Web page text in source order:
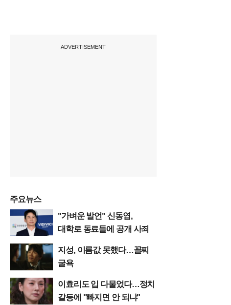
ADVERTISEMENT
주요뉴스
"가벼운 발언" 신동엽,
대학로 동료들에 공개 사죄
지성, 이름값 못했다…꼴찌
굴욕
이효리도 입 다물었다…정치
갈등에 "빠지면 안 되냐"